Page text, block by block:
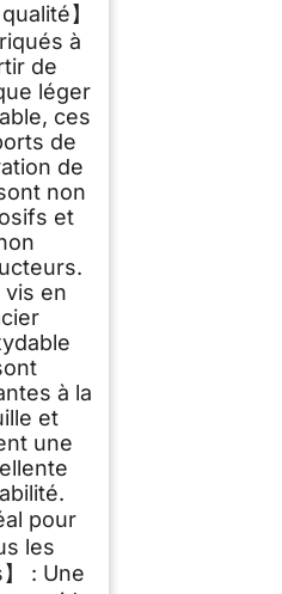
】
à
de
léger
ces
de
de
non
et
vis en
à la
et
une
pour
les
: Une